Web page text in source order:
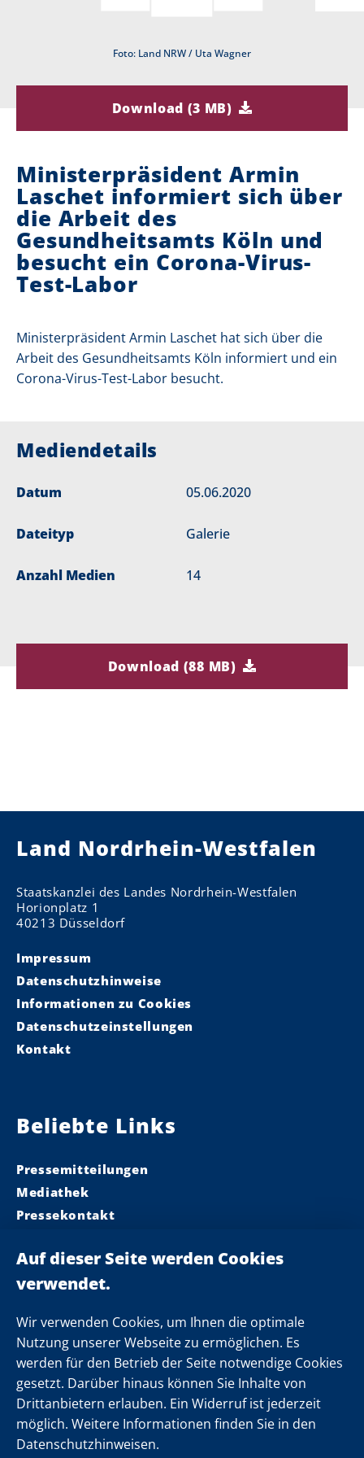
Wir verwenden Cookies, um Ihnen die optimale
Nutzung unserer Webseite zu ermöglichen. Es
werden für den Betrieb der Seite notwendige Cookies
gesetzt. Darüber hinaus können Sie Inhalte von
Drittanbietern erlauben. Ein Widerruf ist jederzeit
möglich. Weitere Informationen finden Sie in den
Datenschutzhinweisen.
r
Foto: Land NRW / Uta Wagner
Download (3 MB)
Ministerpräsident Armin
Laschet informiert sich über
die Arbeit des
Gesundheitsamts Köln und
besucht ein Corona-Virus-
Test-Labor
Ministerpräsident Armin Laschet hat sich über die
Arbeit des Gesundheitsamts Köln informiert und ein
Corona-Virus-Test-Labor besucht.
Mediendetails
Datum 05.06.2020
Dateityp Galerie
Anzahl Medien 14
Download (88 MB)
Land Nordrhein-Westfalen
Staatskanzlei des Landes Nordrhein-Westfalen
Horionplatz 1
40213 Düsseldorf
Impressum
Datenschutzhinweise
Informationen zu Cookies
Datenschutzeinstellungen
Kontakt
Beliebte Links
Pressemitteilungen
Mediathek
Pressekontakt
Landeskabinett
Einsamkeit
Folgen Sie uns